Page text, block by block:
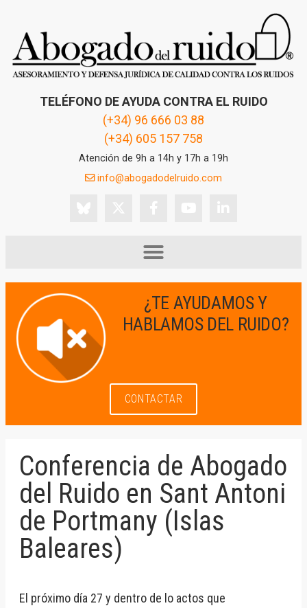
TELÉFONO DE AYUDA CONTRA EL RUIDO
(+34) 96 666 03 88
(+34) 605 157 758
Atención de 9h a 14h y 17h a 19h
info@abogadodelruido.com
¿TE AYUDAMOS Y
HABLAMOS DEL RUIDO?
CONTACTAR
Conferencia de Abogado
del Ruido en Sant Antoni
de Portmany (Islas
Baleares)
El próximo día 27 y dentro de lo actos que